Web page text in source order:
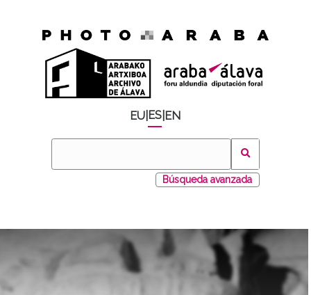
EU ES EN
Búsqueda avanzada